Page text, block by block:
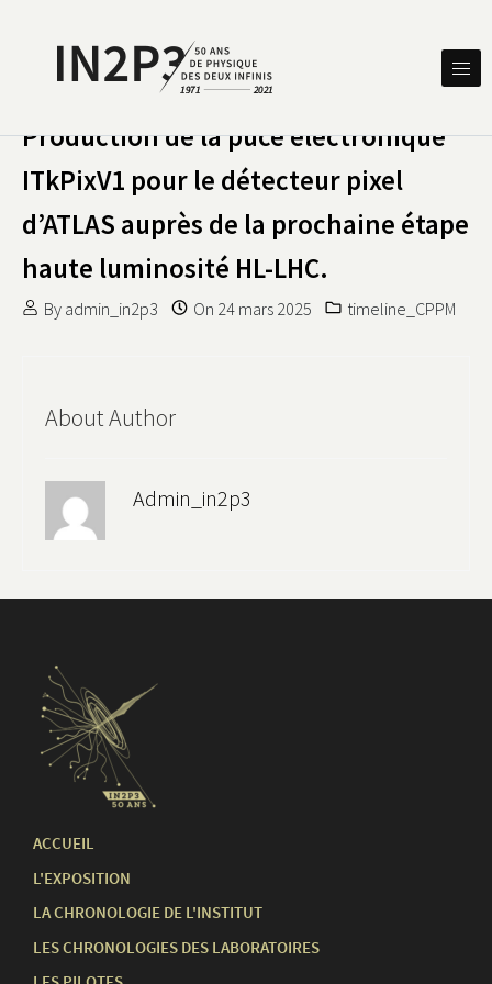
IN2P3 50 ANS DE PHYSIQUE
Production de la puce électronique
ITkPixV1 pour le détecteur pixel
d’ATLAS auprès de la prochaine étape
haute luminosité HL-LHC.
By admin_in2p3 On 24 mars 2025 timeline_CPPM
About Author
Admin_in2p3
ACCUEIL
L'EXPOSITION
LA CHRONOLOGIE DE L'INSTITUT
LES CHRONOLOGIES DES LABORATOIRES